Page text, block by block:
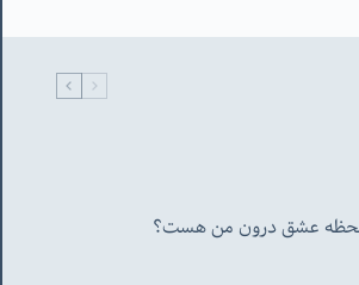
لحظه عشق درون من هست؟